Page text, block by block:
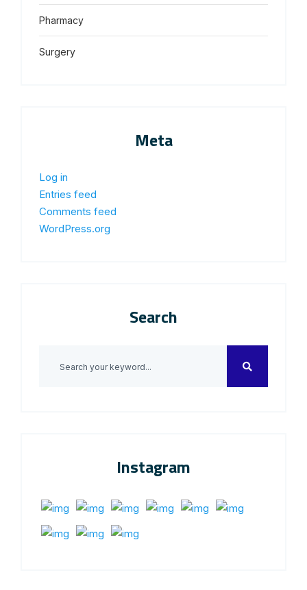
Pharmacy
Surgery
Meta
Log in
Entries feed
Comments feed
WordPress.org
Search
Instagram